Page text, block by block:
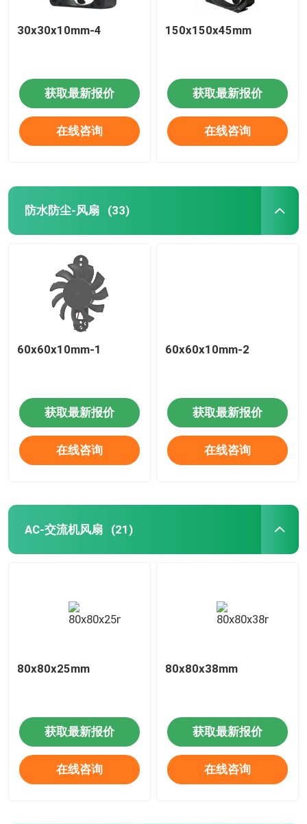
30x30x10mm-4
获取最新报价
在线咨询
150x150x45mm
获取最新报价
在线咨询
防水防尘-风扇 (33)
60x60x10mm-1
获取最新报价
在线咨询
60x60x10mm-2
获取最新报价
在线咨询
AC-交流机风扇 (21)
80x80x25mm
获取最新报价
在线咨询
80x80x38mm
获取最新报价
在线咨询